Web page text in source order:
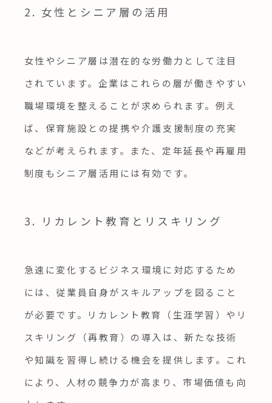
2. 女性とシニア層の活用
女性やシニア層は潜在的な労働力として注目
されています。企業はこれらの層が働きやすい
職場環境を整えることが求められます。例え
ば、保育施設との提携や介護支援制度の充実
などが考えられます。また、定年延長や再雇用
制度もシニア層活用には有効です。
3. リカレント教育とリスキリング
急速に変化するビジネス環境に対応するため
には、従業員自身がスキルアップを図ること
が必要です。リカレント教育（生涯学習）やリ
スキリング（再教育）の導入は、新たな技術
や知識を習得し続ける機会を提供します。これ
により、人材の競争力が高まり、市場価値も向